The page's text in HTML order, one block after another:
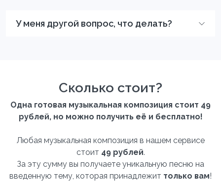
У меня другой вопрос, что делать?
Сколько стоит?
Одна готовая музыкальная композиция стоит 49
рублей, но можно получить её и бесплатно!
Любая музыкальная композиция в нашем сервисе
стоит 49 рублей.
За эту сумму вы получаете уникальную песню на
введенную тему, которая принадлежит только вам!